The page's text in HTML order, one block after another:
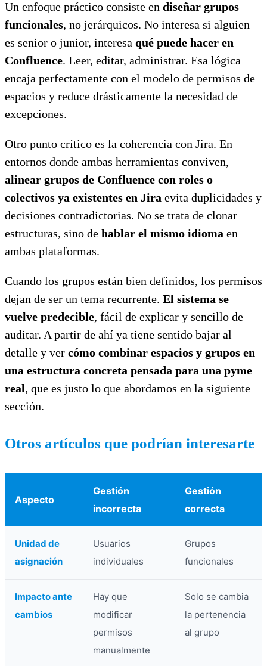
Un enfoque práctico consiste en diseñar grupos
funcionales, no jerárquicos. No interesa si alguien
es senior o junior, interesa qué puede hacer en
Confluence. Leer, editar, administrar. Esa lógica
encaja perfectamente con el modelo de permisos de
espacios y reduce drásticamente la necesidad de
excepciones.
Otro punto crítico es la coherencia con Jira. En
entornos donde ambas herramientas conviven,
alinear grupos de Confluence con roles o
colectivos ya existentes en Jira evita duplicidades y
decisiones contradictorias. No se trata de clonar
estructuras, sino de hablar el mismo idioma en
ambas plataformas.
Cuando los grupos están bien definidos, los permisos
dejan de ser un tema recurrente. El sistema se
vuelve predecible, fácil de explicar y sencillo de
auditar. A partir de ahí ya tiene sentido bajar al
detalle y ver cómo combinar espacios y grupos en
una estructura concreta pensada para una pyme
real, que es justo lo que abordamos en la siguiente
sección.
Otros artículos que podrían interesarte
Aspecto
Gestión
incorrecta
Gestión
correcta
Unidad de
asignación
Usuarios
individuales
Grupos
funcionales
Impacto ante
cambios
Hay que
modificar
permisos
manualmente
Solo se cambia
la pertenencia
al grupo